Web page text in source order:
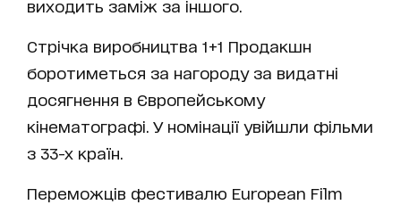
виходить заміж за іншого.
Стрічка виробництва 1+1 Продакшн
боротиметься за нагороду за видатні
досягнення в Європейському
кінематографі. У номінації увійшли фільми
з 33-х країн.
Переможців фестивалю European Film